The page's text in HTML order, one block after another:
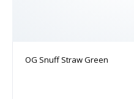
OG Snuff Straw Green